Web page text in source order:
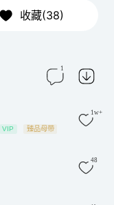
收藏(38)
1
VIP 臻品母带
1w+
48